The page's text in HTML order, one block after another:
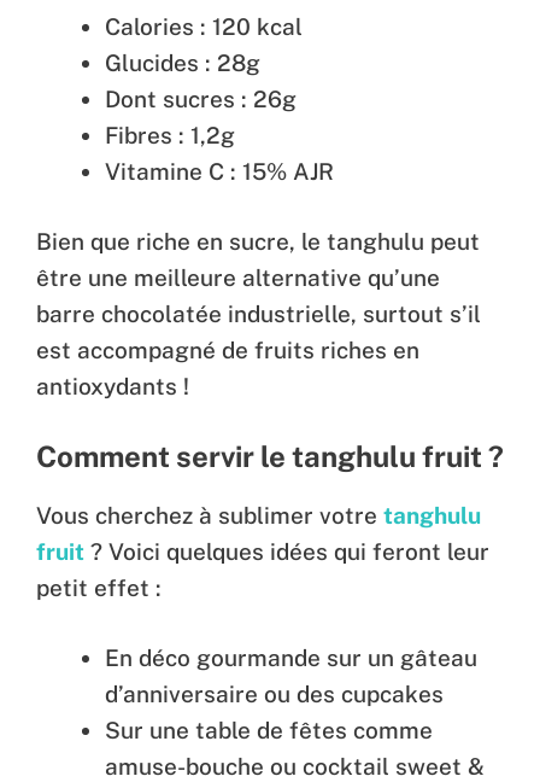
Calories : 120 kcal
Glucides : 28g
Dont sucres : 26g
Fibres : 1,2g
Vitamine C : 15% AJR
Bien que riche en sucre, le tanghulu peut
être une meilleure alternative qu’une
barre chocolatée industrielle, surtout s’il
est accompagné de fruits riches en
antioxydants !
Comment servir le tanghulu fruit ?
Vous cherchez à sublimer votre tanghulu
fruit ? Voici quelques idées qui feront leur
petit effet :
En déco gourmande sur un gâteau
d’anniversaire ou des cupcakes
Sur une table de fêtes comme
amuse-bouche ou cocktail sweet &